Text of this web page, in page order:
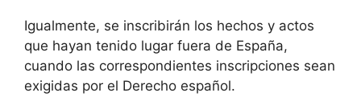
Igualmente, se inscribirán los hechos y actos
que hayan tenido lugar fuera de España,
cuando las correspondientes inscripciones sean
exigidas por el Derecho español.